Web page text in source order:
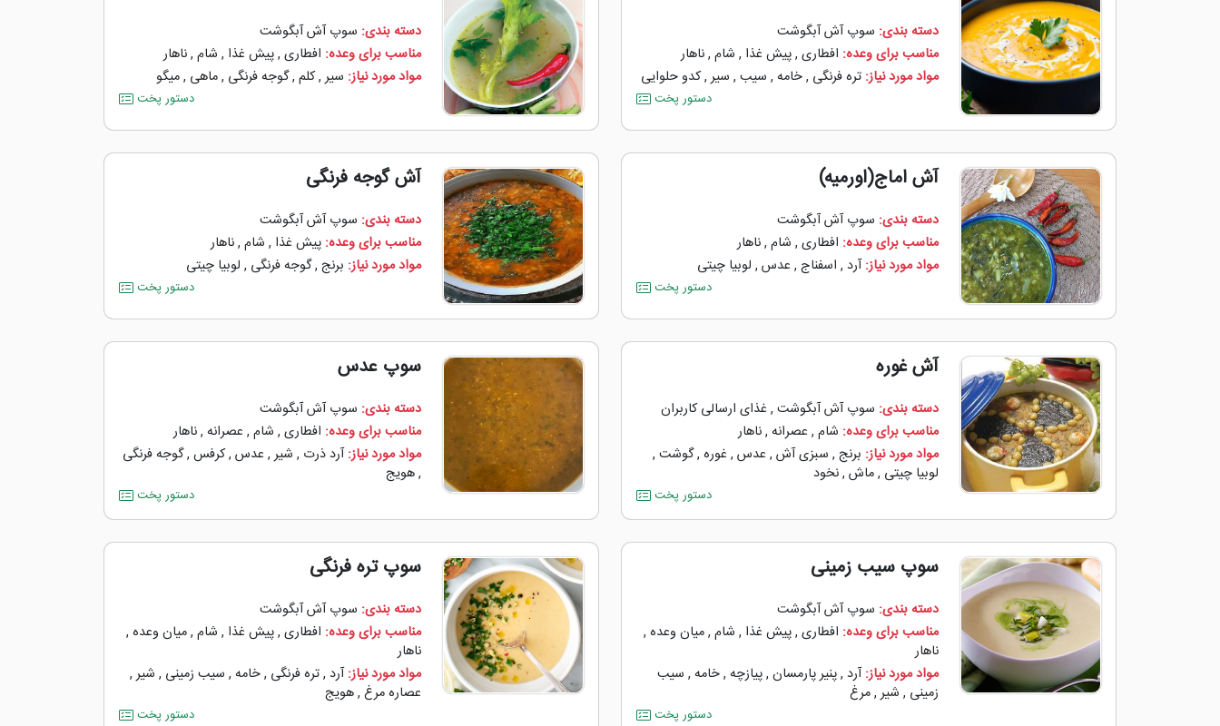
دسته بندی: سوپ آش آبگوشت
مناسب برای وعده: افطاری,پیش غذا , شام,ناهار
مواد مورد نیاز: تره فرنگی ,خامه, سیب, سیر,کدو حلوایی
دستور پخت
دسته بندی: سوپ آش آبگوشت
مناسب برای وعده: افطاری,پیش غذا , شام,ناهار
مواد مورد نیاز: سیر,کلم,گوجه ‌فرنگی ,ماهی ,میگو
دستور پخت
آش اماج(اورمیه)
دسته بندی: سوپ آش آبگوشت
مناسب برای وعده: افطاری, شام,ناهار
مواد مورد نیاز:آرد , اسفناج, عدس, لوبیا چیتی
دستور پخت
آش گوجه فرنگی
دسته بندی: سوپ آش آبگوشت
مناسب برای وعده: پیش غذا , شام,ناهار
مواد مورد نیاز: برنج,گوجه ‌فرنگی , لوبیا چیتی
دستور پخت
آش غوره
دسته بندی: سوپ آش آبگوشت, غذای ارسالی کاربران
مناسب برای وعده: شام, عصرانه,ناهار
مواد مورد نیاز: برنج, سبزی آش, عدس, غوره,گوشت,
لوبیا چیتی ,ماش,نخود
دستور پخت
سوپ عدس
دسته بندی: سوپ آش آبگوشت
مناسب برای وعده: افطاری, شام, عصرانه,ناهار
مواد مورد نیاز:آرد ذرت , شیر, عدس,کرفس,گوجه ‌فرنگی
,هویج
دستور پخت
سوپ سیب‌ زمینی
دسته بندی: سوپ آش آبگوشت
مناسب برای وعده: افطاری,پیش غذا , شام,میان وعده,
ناهار
مواد مورد نیاز:آرد ,پنیر پارمسان,پیازچه,خامه, سیب
زمینی , شیر,مرغ
دستور پخت
سوپ تره فرنگی
دسته بندی: سوپ آش آبگوشت
مناسب برای وعده: افطاری,پیش غذا , شام,میان وعده,
ناهار
مواد مورد نیاز:آرد ,تره فرنگی ,خامه, سیب زمینی , شیر,
عصاره مرغ,هویج
دستور پخت